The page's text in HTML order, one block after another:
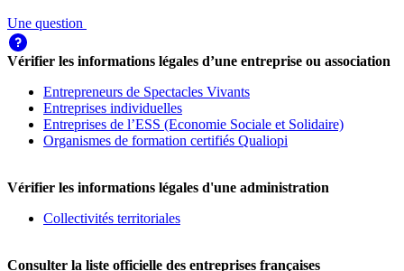
Une question
Vérifier les informations légales d’une entreprise ou association
Entrepreneurs de Spectacles Vivants
Entreprises individuelles
Entreprises de l’ESS (Economie Sociale et Solidaire)
Organismes de formation certifiés Qualiopi
Vérifier les informations légales d'une administration
Collectivités territoriales
Consulter la liste officielle des entreprises françaises